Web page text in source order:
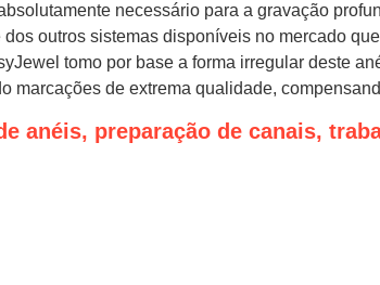
necessário para a gravação
outros sistemas disponíveis no mercado
tomo por base a forma irregular deste
marcações de extrema qualidade,
anéis, preparação de canais,